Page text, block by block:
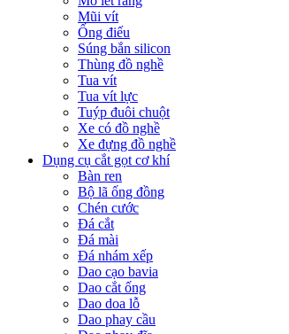
Mũi vít
Ống điếu
Súng bắn silicon
Thùng đồ nghề
Tua vít
Tua vít lực
Tuýp đuôi chuột
Xe có đồ nghề
Xe đựng đồ nghề
Dụng cụ cắt gọt cơ khí
Bàn ren
Bộ lã ống đồng
Chén cước
Đá cắt
Đá mài
Đá nhám xếp
Dao cạo bavia
Dao cắt ống
Dao doa lỗ
Dao phay cầu